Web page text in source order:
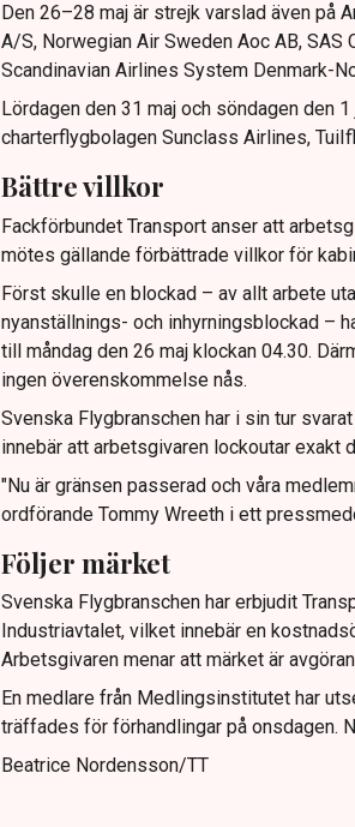
Den 26–28 maj är strejk varslad även på
A/S, Norwegian Air Sweden Aoc AB,
Scandinavian Airlines System Denmark-
Lördagen den 31 maj och söndagen den
charterflygbolagen Sunclass Airlines,
Bättre villkor
Fackförbundet Transport anser att
mötes gällande förbättrade villkor för
Först skulle en blockad – av allt arbete
nyanställnings- och inhyrningsblockad –
till måndag den 26 maj klockan 04.30.
ingen överenskommelse nås.
Svenska Flygbranschen har i sin tur
innebär att arbetsgivaren lockoutar exakt
"Nu är gränsen passerad och våra
ordförande Tommy Wreeth i ett
Följer märket
Svenska Flygbranschen har erbjudit
Industriavtalet, vilket innebär en
Arbetsgivaren menar att märket är
En medlare från Medlingsinstitutet har
träffades för förhandlingar på onsdagen.
Beatrice Nordensson/TT